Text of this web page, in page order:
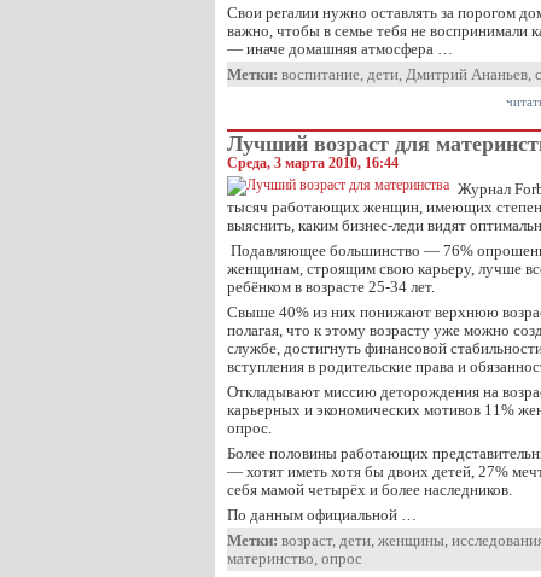
Свои регалии нужно оставлять за порогом
важно, чтобы в семье тебя не воспринимали
— иначе домашняя атмосфера …
Метки: воспитание, дети, Дмитрий Ананьев,
Лучший возраст для
Среда, 3 марта 2010, 16:44
Журнал
тысяч работающих женщин, имеющих
выяснить, каким бизнес-леди видят
Подавляющее большинство — 76%
женщинам, строящим свою карьеру, лучше
ребёнком в возрасте 25-34 лет.
Свыше 40% из них понижают верхнюю
полагая, что к этому возрасту уже можно
службе, достигнуть финансовой
вступления в родительские права и
Откладывают миссию деторождения на
карьерных и экономических мотивов 11%
опрос.
Более половины работающих
— хотят иметь хотя бы двоих детей, 27%
себя мамой четырёх и более наследников.
По данным официальной …
Метки: возраст, дети, женщины,
материнство, опрос